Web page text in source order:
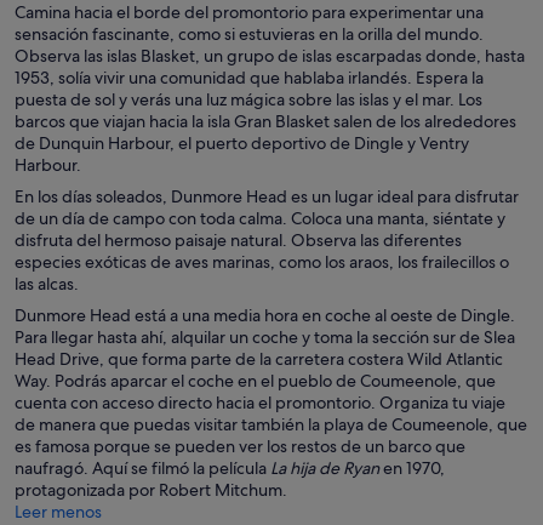
Camina hacia el borde del promontorio para experimentar una
sensación fascinante, como si estuvieras en la orilla del mundo.
Observa las islas Blasket, un grupo de islas escarpadas donde, hasta
1953, solía vivir una comunidad que hablaba irlandés. Espera la
puesta de sol y verás una luz mágica sobre las islas y el mar. Los
barcos que viajan hacia la isla Gran Blasket salen de los alrededores
de Dunquin Harbour, el puerto deportivo de Dingle y Ventry
Harbour.
En los días soleados, Dunmore Head es un lugar ideal para disfrutar
de un día de campo con toda calma. Coloca una manta, siéntate y
disfruta del hermoso paisaje natural. Observa las diferentes
especies exóticas de aves marinas, como los araos, los frailecillos o
las alcas.
Dunmore Head está a una media hora en coche al oeste de Dingle.
Para llegar hasta ahí, alquilar un coche y toma la sección sur de Slea
Head Drive, que forma parte de la carretera costera Wild Atlantic
Way. Podrás aparcar el coche en el pueblo de Coumeenole, que
cuenta con acceso directo hacia el promontorio. Organiza tu viaje
de manera que puedas visitar también la playa de Coumeenole, que
es famosa porque se pueden ver los restos de un barco que
naufragó. Aquí se filmó la película La hija de Ryanen 1970,
protagonizada por Robert Mitchum.
Leer menos